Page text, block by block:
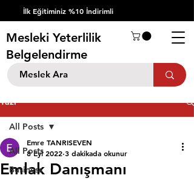
İlk Eğitiminiz %10 İndirimli
Mesleki Yeterlilik
Belgelendirme
Yazı
All Posts
Business
All Posts
Emlak Danışmanı
Emre TANRISEVEN
8 Eyl 2022 3 dakikada okunur